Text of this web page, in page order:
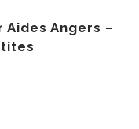
Angers –